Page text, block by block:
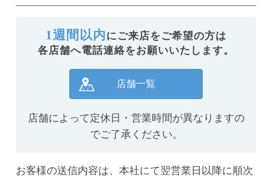
1週間以内にご来店をご希望の方は
各店舗へ電話連絡をお願いいたします。
店舗一覧
店舗によって定休日・営業時間が異なりますの
でご了承ください。
お客様の送信内容は、本社にて翌営業日以降に順次